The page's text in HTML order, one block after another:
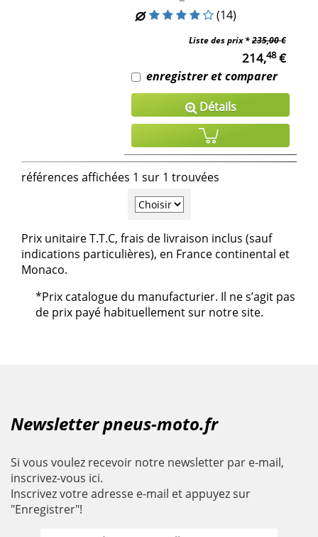
(14)
Liste des prix *235,00 €
214,48€
enregistrer et comparer
Détails
références affichées 1 sur 1 trouvées
Prix unitaire T.T.C, frais de livraison inclus (sauf
indications particulières), en France continental et
Monaco.
*Prix catalogue du manufacturier. Il ne s’agit pas
de prix payé habituellement sur notre site.
Newsletter pneus-moto.fr
Si vous voulez recevoir notre newsletter par e-mail,
inscrivez-vous ici.
Inscrivez votre adresse e-mail et appuyez sur
"Enregistrer"!